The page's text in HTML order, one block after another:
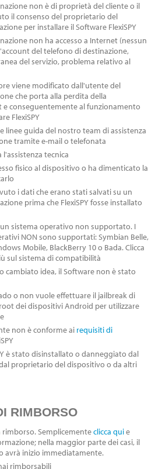
non è di proprietà del cliente o il
il consenso del proprietario del
per installare il Software FlexiSPY
non ha accesso a Internet (nessun
del telefono di destinazione,
del servizio, problema relativo al
viene modificato dall'utente del
che porta alla perdita della
conseguentemente al funzionamento
FlexiSPY
linee guida del nostro team di assistenza
tramite e-mail o telefonata
l'assistenza tecnica
fisico al dispositivo o ha dimenticato la
i dati che erano stati salvati su un
prima che FlexiSPY fosse installato
sistema operativo non supportato. I
NON sono supportati: Symbian Belle,
Mobile, BlackBerry 10 o Bada. Clicca
sul sistema di compatibilità
cambiato idea, il Software non è stato
o non vuole effettuare il jailbreak di
dei dispositivi Android per utilizzare
non è conforme ai requisiti di
è stato disinstallato o danneggiato dal
proprietario del dispositivo o da altri
RIMBORSO
rimborso. Semplicementeclicca quie
nella maggior parte dei casi, il
avrà inizio immediatamente.
rimborsabili